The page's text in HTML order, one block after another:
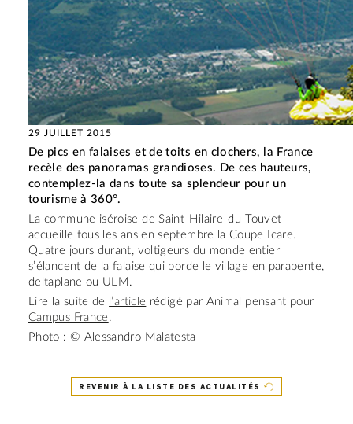
29 JUILLET 2015
De pics en falaises et de toits en clochers, la France
recèle des panoramas grandioses. De ces hauteurs,
contemplez-la dans toute sa splendeur pour un
tourisme à 360°.
La commune iséroise de Saint-Hilaire-du-Touvet
accueille tous les ans en septembre la Coupe Icare.
Quatre jours durant, voltigeurs du monde entier
s’élancent de la falaise qui borde le village en parapente,
deltaplane ou ULM.
Lire la suite de
l’article rédigé par Animal pensant pour
Campus France .
Photo : © Alessandro Malatesta
REVENIR À LA LISTE DES ACTUALITÉS